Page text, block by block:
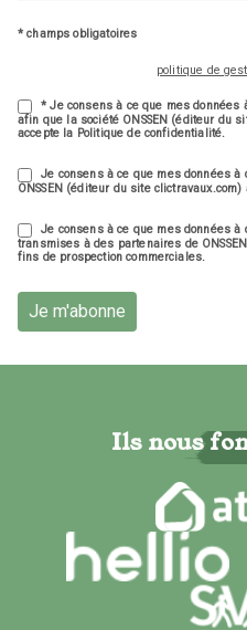
* champs obligatoires
politique de
* Je consens à ce que mes données
afin que la société ONSSEN (éditeur du
accepte la Politique de confidentialité.
Je consens à ce que mes données
ONSSEN (éditeur du site
Je consens à ce que mes données
transmises à des partenaires de
fins de prospection commerciales.
Je m'abonne
Ils nous